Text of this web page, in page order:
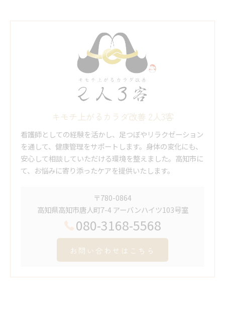
キモチ上がるカラダ改善 2人3客
看護師としての経験を活かし、足つぼやリラクゼーション
を通して、健康管理をサポートします。身体の変化にも、
安心して相談していただける環境を整えました。高知市に
て、お悩みに寄り添ったケアを提供いたします。
〒780-0864
高知県高知市唐人町7-4 アーバンハイツ103号室
080-3168-5568
お問い合わせはこちら